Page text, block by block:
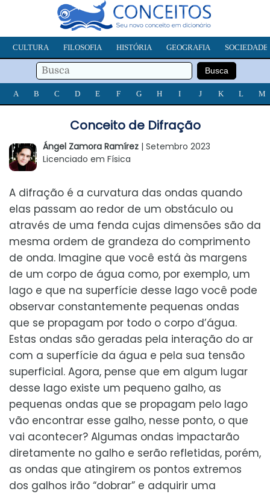
CULTURA FILOSOFIA HISTÓRIA GEOGRAFIA SOCIEDADE
A B C D E F G H I J K L M
Conceito de Difração
Ángel Zamora Ramírez | Setembro 2023
Licenciado em Física
A difração é a curvatura das ondas quando
elas passam ao redor de um obstáculo ou
através de uma fenda cujas dimensões são da
mesma ordem de grandeza do comprimento
de onda. Imagine que você está às margens
de um corpo de água como, por exemplo, um
lago e que na superfície desse lago você pode
observar constantemente pequenas ondas
que se propagam por todo o corpo d’água.
Estas ondas são geradas pela interação do ar
com a superfície da água e pela sua tensão
superficial. Agora, pense que em algum lugar
desse lago existe um pequeno galho, as
pequenas ondas que se propagam pelo lago
vão encontrar esse galho, nesse ponto, o que
vai acontecer? Algumas ondas impactarão
diretamente no galho e serão refletidas, porém,
as ondas que atingirem os pontos extremos
dos galhos irão “dobrar” e adquirir uma